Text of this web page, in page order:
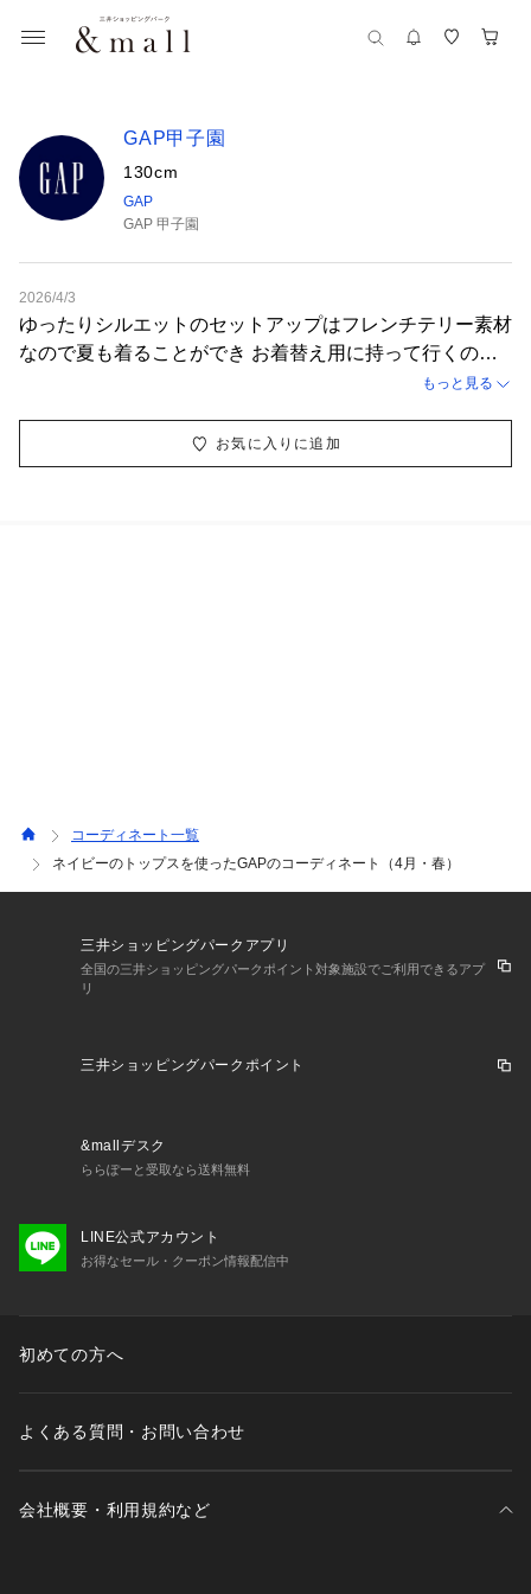
GAP甲子園
130cm
GAP
GAP 甲子園
2026/4/3
ゆったりシルエットのセットアップはフレンチテリー素材
なので夏も着ることができ お着替え用に持って行くのも
おすすめ！ 移動中の車内でも楽に過ごせます♪ □モデル着
トハット L/XL （55-57cm） その他、小物は私物です
もっと見る
お気に入りに追加
コーディネート一覧
ネイビーのトップスを使ったGAPのコーディネート（4月・春）
三井ショッピングパークアプリ
全国の三井ショッピングパークポイント対象施設でご利用できるアプ
リ
三井ショッピングパークポイント
&mallデスク
ららぽーと受取なら送料無料
LINE公式アカウント
お得なセール・クーポン情報配信中
初めての方へ
よくある質問・お問い合わせ
会社概要・利用規約など